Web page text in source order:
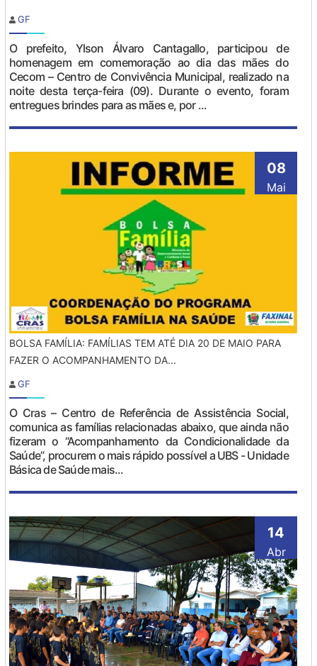
GF
O prefeito, Ylson Álvaro Cantagallo, participou de
homenagem em comemoração ao dia das mães do
Cecom – Centro de Convivência Municipal, realizado na
noite desta terça-feira (09). Durante o evento, foram
entregues brindes para as mães e, por ...
08
Mai
BOLSA FAMÍLIA: FAMÍLIAS TEM ATÉ DIA 20 DE MAIO PARA
FAZER O ACOMPANHAMENTO DA...
GF
O Cras – Centro de Referência de Assistência Social,
comunica as famílias relacionadas abaixo, que ainda não
fizeram o “Acompanhamento da Condicionalidade da
Saúde”, procurem o mais rápido possível a UBS - Unidade
Básica de Saúde mais...
14
Abr